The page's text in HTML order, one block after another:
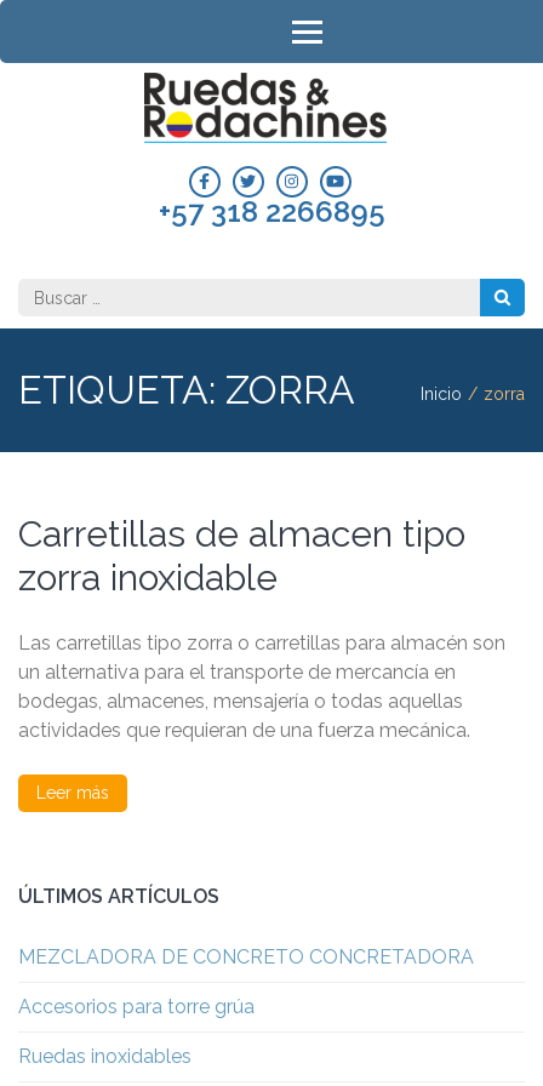
Saltar
contenido
+57 318 2266895
Buscar:
ETIQUETA: ZORRA Inicio / zorra
Carretillas de almacen tipo
zorra inoxidable
Las carretillas tipo zorra o carretillas para almacén son
un alternativa para el transporte de mercancía en
bodegas, almacenes, mensajería o todas aquellas
actividades que requieran de una fuerza mecánica.
Leer más
ÚLTIMOS ARTÍCULOS
MEZCLADORA DE CONCRETO CONCRETADORA
Accesorios para torre grúa
Ruedas inoxidables